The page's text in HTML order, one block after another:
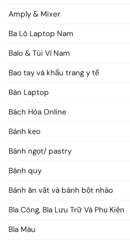
Amply & Mixer
Ba Lô Laptop Nam
Balo & Túi Ví Nam
Bao tay và khẩu trang y tế
Bàn Laptop
Bách Hóa Online
Bánh kẹo
Bánh ngọt/ pastry
Bánh quy
Bánh ăn vặt và bánh bột nhào
Bìa Còng, Bìa Lưu Trữ Và Phụ Kiện
Bìa Màu